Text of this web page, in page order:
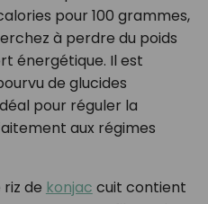
pour 100 grammes,
à perdre du poids
énergétique. Il est
de glucides
pour réguler la
aux régimes
de konjac cuit contient